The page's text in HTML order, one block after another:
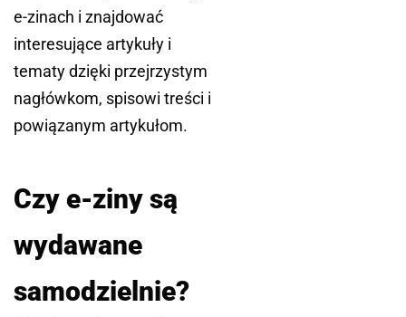
e-zinach i znajdować
interesujące artykuły i
tematy dzięki przejrzystym
nagłówkom, spisowi treści i
powiązanym artykułom.
Czy e-ziny są
wydawane
samodzielnie?